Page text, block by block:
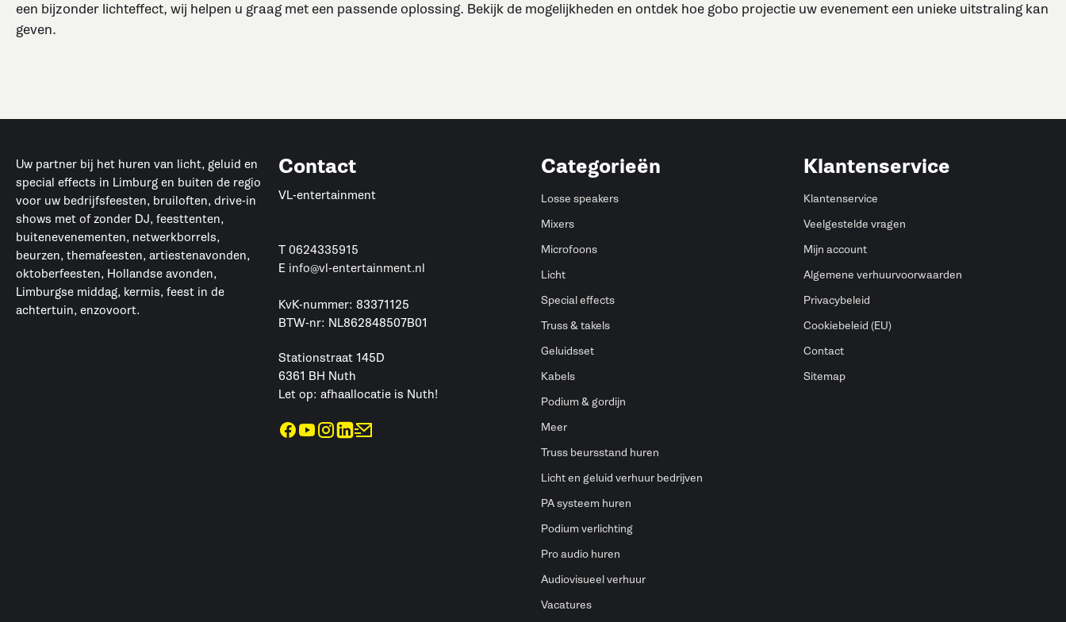
een bijzonder lichteffect, wij helpen u graag met een passende oplossing. Bekijk de mogelijkheden en ontdek hoe gobo projectie uw evenement een unieke uitstraling kan
geven.
Uw partner bij het huren van licht, geluid en
special effects in Limburg en buiten de regio
voor uw bedrijfsfeesten, bruiloften, drive-in
shows met of zonder DJ, feesttenten,
buitenevenementen, netwerkborrels,
beurzen, themafeesten, artiestenavonden,
oktoberfeesten, Hollandse avonden,
Limburgse middag, kermis, feest in de
achtertuin, enzovoort.
Contact
VL-entertainment
T 0624335915
E info@vl-entertainment.nl
KvK-nummer: 83371125
BTW-nr: NL862848507B01
Stationstraat 145D
6361 BH Nuth
Let op: afhaallocatie is Nuth!
Categorieën
Losse speakers
Mixers
Microfoons
Licht
Special effects
Truss & takels
Geluidsset
Kabels
Podium & gordijn
Meer
Truss beursstand huren
Licht en geluid verhuur bedrijven
PA systeem huren
Podium verlichting
Pro audio huren
Audiovisueel verhuur
Vacatures
Klantenservice
Klantenservice
Veelgestelde vragen
Mijn account
Algemene verhuurvoorwaarden
Privacybeleid
Cookiebeleid (EU)
Contact
Sitemap